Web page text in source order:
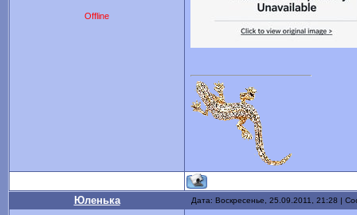
Offline
Юленька Дата: Воскресенье, 25.09.2011, 21:28 |